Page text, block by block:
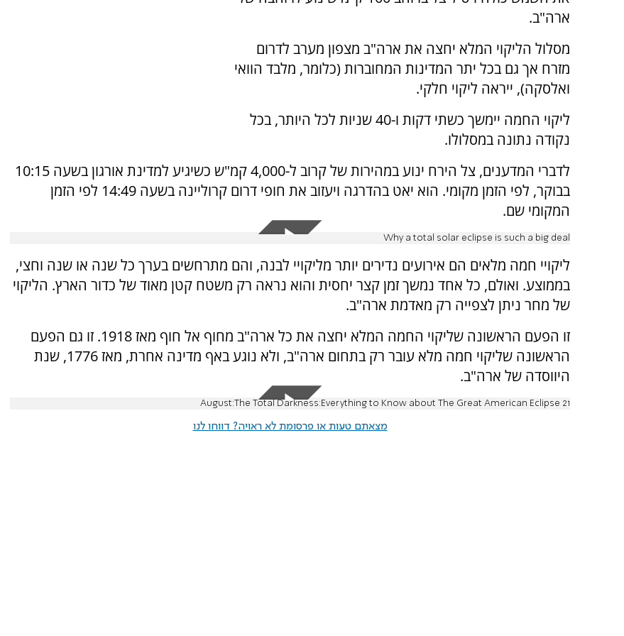
ארה"ב.
מסלול הליקוי המלא יחצה את ארה"ב מצפון מערב לדרום
מזרח אך גם בכל יתר המדינות המחוברות (כלומר, מלבד הוואי
ואלסקה), ייראה ליקוי חלקי.
ליקוי החמה יימשך כשתי דקות ו-40 שניות לכל היותר, בכל
נקודה נתונה במסלולו.
לדברי המדענים, צל הירח ינוע במהירות של קרוב ל-4,000 קמ"ש כשיגיע למדינת אורגון בשעה 10:15
בבוקר, לפי הזמן מקומי. הוא יאט בהדרגה ויעזוב את חופי דרום קרוליינה בשעה 14:49 לפי הזמן
המקומי שם.
Why a total solar eclipse is such a big deal
ליקויי חמה מלאים הם אירועים נדירים יותר מליקויי לבנה, והם מתרחשים בערך כל שנה או שנה וחצי,
בממוצע. ואולם, כל אחד נמשך זמן קצר יחסית והוא נראה רק משטח קטן מאוד של כדור הארץ. הליקוי
של מחר ניתן לצפייה רק מאדמת ארה"ב.
זו הפעם הראשונה שליקוי החמה המלא יחצה את כל ארה"ב מחוף אל חוף מאז 1918. זו גם הפעם
הראשונה שליקוי חמה מלא עובר רק בתחום ארה"ב, ולא נוגע באף מדינה אחרת, מאז 1776, שנת
היווסדה של ארה"ב.
21 August:The Total Darkness:Everything to Know about The Great American Eclipse
מצאתם טעות או פרסומת לא ראויה? דווחו לנו